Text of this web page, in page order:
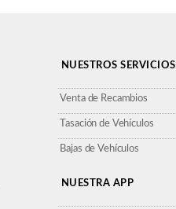
NUESTROS SERVICIOS
Venta de Recambios
Tasación de Vehículos
Bajas de Vehículos
NUESTRA APP